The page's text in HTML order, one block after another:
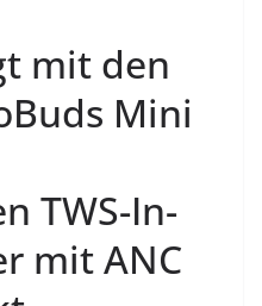
mit den
Mini
TWS-In-
mit ANC